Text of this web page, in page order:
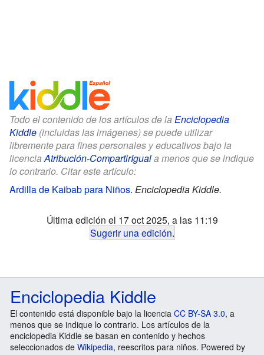
Todo el contenido de los artículos de la Enciclopedia
Kiddle (incluidas las imágenes) se puede utilizar
libremente para fines personales y educativos bajo la
licencia Atribución-CompartirIguala menos que se indique
lo contrario. Citar este artículo:
Ardilla de Kaibab para Niños. Enciclopedia Kiddle.
Última edición el 17 oct 2025, a las 11:19
Sugerir una edición.
Enciclopedia Kiddle
El contenido está disponible bajo la licencia CC BY-SA 3.0, a
menos que se indique lo contrario. Los artículos de la
enciclopedia Kiddle se basan en contenido y hechos
seleccionados de Wikipedia, reescritos para niños. Powered by